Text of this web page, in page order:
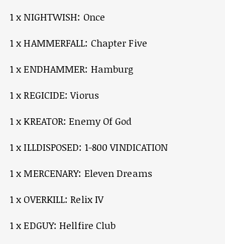
1 x NIGHTWISH: Once
1 x HAMMERFALL: Chapter Five
1 x ENDHAMMER: Hamburg
1 x REGICIDE: Viorus
1 x KREATOR: Enemy Of God
1 x ILLDISPOSED: 1-800 VINDICATION
1 x MERCENARY: Eleven Dreams
1 x OVERKILL: Relix IV
1 x EDGUY: Hellfire Club